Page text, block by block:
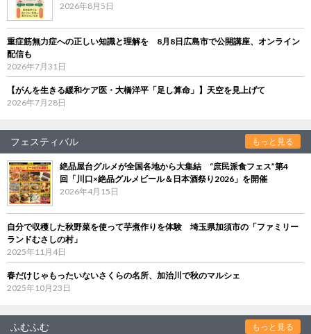
2026年8月5日
重症筋無力症への正しい知識と理解を 8月8日広島市で公開講座、オンライン
配信も
2026年7月31日
【がんを生きる緩和ケア医・大橋洋平「足し算命」】天空を見上げて
2026年7月28日
フェスティバル もっと見る
絶品屋台グルメが全国各地から大集結 “庶民派食フェス”第4
回「川口×絶品グルメビール＆日本酒祭り2026」を開催
2026年4月15日
自分で収穫した秋野菜を使って芋煮作りを体験 埼玉県加須市の「ファミリー
ランドむさしの村」
2025年11月4日
春だけじゃもったいないさくらの名所、加治川で秋のマルシェ
2025年10月23日
ふむふむ もっと見る